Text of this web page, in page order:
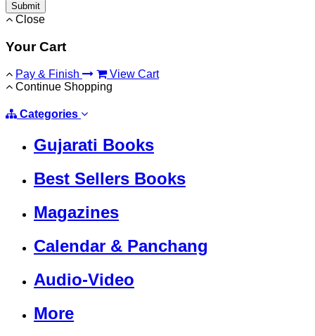
Submit
Close
Your Cart
Pay & Finish
View Cart
Continue Shopping
Categories
Gujarati Books
Best Sellers Books
Magazines
Calendar & Panchang
Audio-Video
More